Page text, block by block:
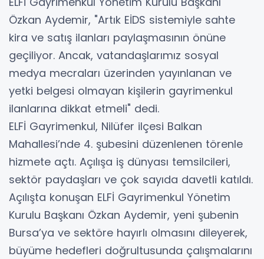
Özkan Aydemir, "Artık EİDS sistemiyle sahte
kira ve satış ilanları paylaşmasının önüne
geçiliyor. Ancak, vatandaşlarımız sosyal
medya mecraları üzerinden yayınlanan ve
yetki belgesi olmayan kişilerin gayrimenkul
ilanlarına dikkat etmeli" dedi.
ELFİ Gayrimenkul, Nilüfer ilçesi Balkan
Mahallesi’nde 4. şubesini düzenlenen törenle
hizmete açtı. Açılışa iş dünyası temsilcileri,
sektör paydaşları ve çok sayıda davetli katıldı.
Açılışta konuşan ELFİ Gayrimenkul Yönetim
Kurulu Başkanı Özkan Aydemir, yeni şubenin
Bursa’ya ve sektöre hayırlı olmasını dileyerek,
büyüme hedefleri doğrultusunda çalışmalarını